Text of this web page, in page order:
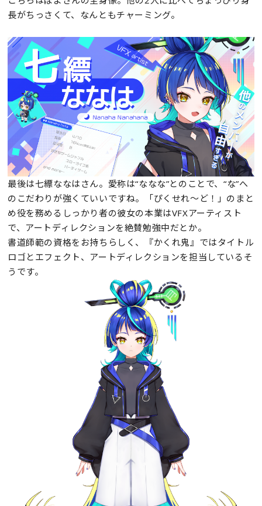
長がちっさくて、なんともチャーミング。
最後は七縹ななはさん。愛称は“ななな”とのことで、“な”へ
のこだわりが強くていいですね。「ぴくせれ～ど！」のまと
め役を務めるしっかり者の彼女の本業はVFXアーティスト
で、アートディレクションを絶賛勉強中だとか。
書道師範の資格をお持ちらしく、『かくれ鬼』ではタイトル
ロゴとエフェクト、アートディレクションを担当しているそ
うです。